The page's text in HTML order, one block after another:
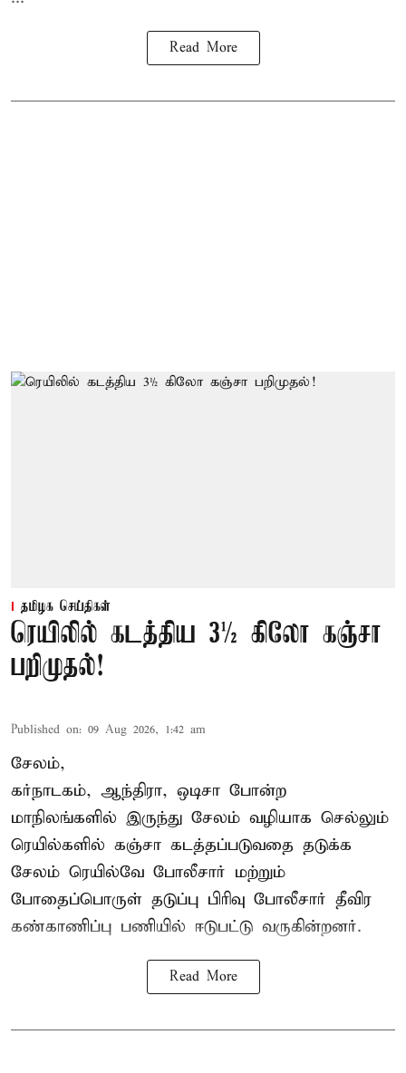
Read More
தமிழக செய்திகள்
ரெயிலில் கடத்திய 3½ கிலோ கஞ்சா
பறிமுதல்!
Published on: 09 Aug 2026, 1:42 am
சேலம்,
கர்நாடகம், ஆந்திரா, ஒடிசா போன்ற
மாநிலங்களில் இருந்து சேலம் வழியாக செல்லும்
ரெயில்களில் கஞ்சா கடத்தப்படுவதை தடுக்க
சேலம் ரெயில்வே போலீசார் மற்றும்
போதைப்பொருள் தடுப்பு பிரிவு போலீசார் தீவிர
கண்காணிப்பு பணியில் ஈடுபட்டு வருகின்றனர்.
Read More